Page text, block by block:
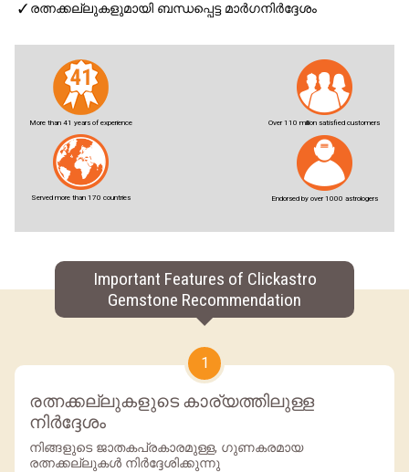
✓ രത്നക്കല്ലുകളുമായി ബന്ധപ്പെട്ട മാര്‍ഗനിര്‍ദ്ദേശം
More than 41 years of experience
Served more than 170 countries
Over 110 million satisfied customers
Endorsed by over 1000 astrologers
Important Features of Clickastro
Gemstone Recommendation
1
രത്നക്കല്ലുകളുടെ കാര്യത്തിലുള്ള
നിര്‍ദ്ദേശം
നിങ്ങളുടെ ജാതകപ്രകാരമുള്ള, ഗുണകരമായ
രത്നക്കല്ലുകള്‍ നിര്‍ദ്ദേശിക്കുന്നു